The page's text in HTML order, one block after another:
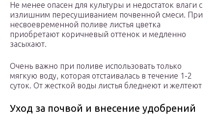
Не менее опасен для культуры и недостаток влаги с
излишним пересушиванием почвенной смеси. При
несвоевременной поливе листья цветка
приобретают коричневый оттенок и медленно
засыхают.
Очень важно при поливе использовать только
мягкую воду, которая отстаивалась в течение 1-2
суток. От жесткой воды листья бледнеют и желтеют
Уход за почвой и внесение удобрений